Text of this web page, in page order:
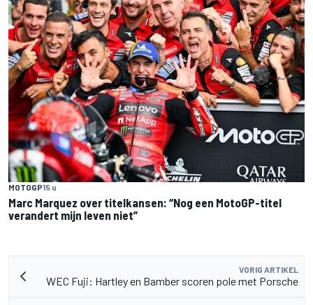
MOTOGP15 u
Marc Marquez over titelkansen: “Nog een MotoGP-titel
verandert mijn leven niet”
VORIG ARTIKEL
WEC Fuji: Hartley en Bamber scoren pole met Porsche